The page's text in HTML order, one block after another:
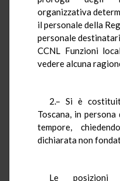
organizzativa
il personale della
personale
CCNL Funzioni
vedere alcuna
2.– Si è
Toscana, in
tempore,
dichiarata non
Le posizioni